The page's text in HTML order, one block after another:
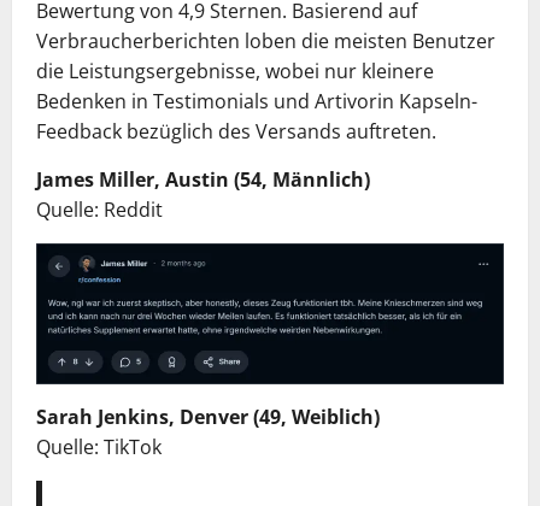
Bewertung von 4,9 Sternen. Basierend auf
Verbraucherberichten loben die meisten Benutzer
die Leistungsergebnisse, wobei nur kleinere
Bedenken in Testimonials und Artivorin Kapseln-
Feedback bezüglich des Versands auftreten.
James Miller, Austin (54, Männlich)
Quelle: Reddit
Sarah Jenkins, Denver (49, Weiblich)
Quelle: TikTok